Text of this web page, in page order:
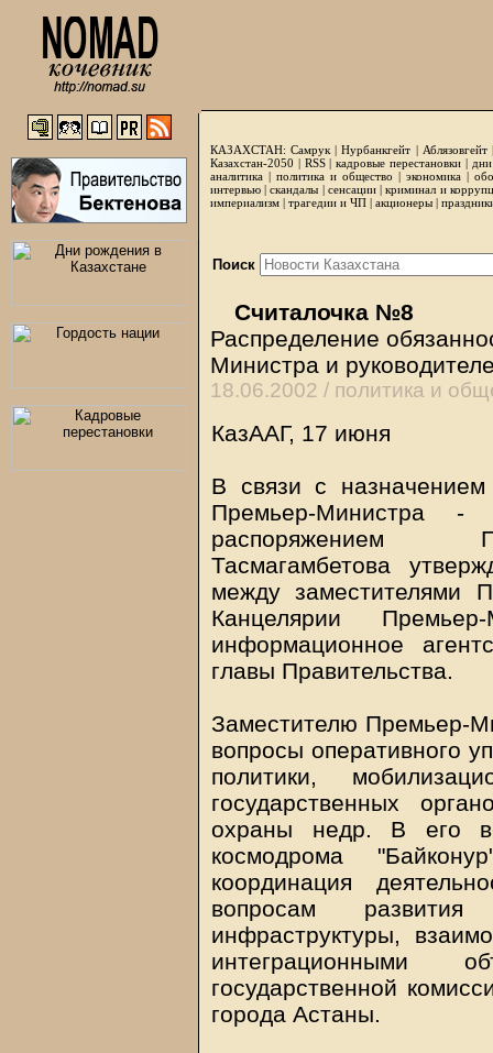
КАЗАХСТАН: Самрук |Нурбанкгейт | Аблязовгейт
Казахстан-2050 | RSS|кадровые перестановки|
аналитика | политика и общество | экономика |
интервью |скандалы | сенсации|криминал и
империализм | трагедии и ЧП | акционеры |
Поиск
Считалочка №8
Распределение
Министра и
18.06.2002 / политика и
КазААГ, 17 июня
В связи с
Премьер-Министра -
распоряжением
Тасмагамбетова
между заместителями
Канцелярии
информационное
главы Правительства.
Заместителю Премьер-
вопросы оперативного
политики,
государственных
охраны недр. В его
космодрома
координация
вопросам
инфраструктуры,
интеграционными
государственной
города Астаны.